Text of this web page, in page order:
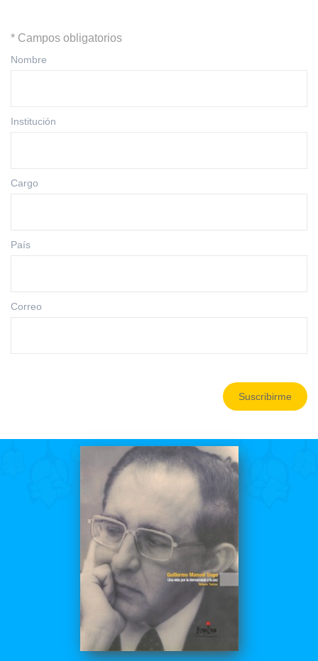
* Campos obligatorios
Nombre
Institución
Cargo
País
Correo
Suscribirme